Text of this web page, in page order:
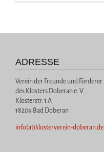
ADRESSE
Verein der Freunde und Förderer
des Klosters Doberan e. V.
Klosterstr. 1 A
18209 Bad Doberan
info(at)klosterverein-doberan.de